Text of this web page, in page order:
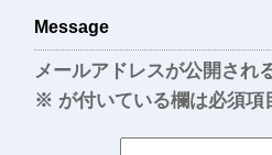
Message
メールアドレスが公開され
※ が付いている欄は必須項